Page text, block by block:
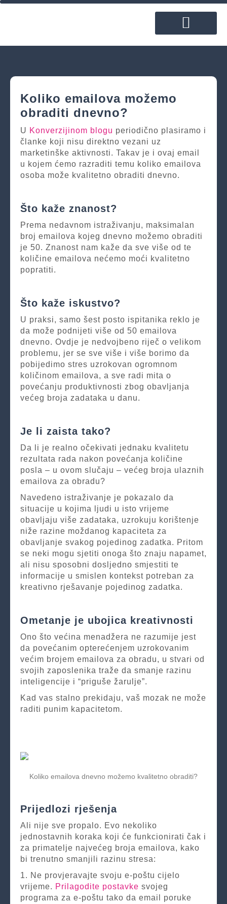
Koliko emailova možemo
obraditi dnevno?
U Konverzijinom blogu periodično plasiramo i
članke koji nisu direktno vezani uz
marketinške aktivnosti. Takav je i ovaj email
u kojem ćemo razraditi temu koliko emailova
osoba može kvalitetno obraditi dnevno.
Što kaže znanost?
Prema nedavnom istraživanju, maksimalan
broj emailova kojeg dnevno možemo obraditi
je 50. Znanost nam kaže da sve više od te
količine emailova nećemo moći kvalitetno
popratiti.
Što kaže iskustvo?
U praksi, samo šest posto ispitanika reklo je
da može podnijeti više od 50 emailova
dnevno. Ovdje je nedvojbeno riječ o velikom
problemu, jer se sve više i više borimo da
pobijedimo stres uzrokovan ogromnom
količinom emailova, a sve radi mita o
povećanju produktivnosti zbog obavljanja
većeg broja zadataka u danu.
Je li zaista tako?
Da li je realno očekivati jednaku kvalitetu
rezultata rada nakon povećanja količine
posla – u ovom slučaju – većeg broja ulaznih
emailova za obradu?
Navedeno istraživanje je pokazalo da
situacije u kojima ljudi u isto vrijeme
obavljaju više zadataka, uzrokuju korištenje
niže razine moždanog kapaciteta za
obavljanje svakog pojedinog zadatka. Pritom
se neki mogu sjetiti onoga što znaju napamet,
ali nisu sposobni dosljedno smjestiti te
informacije u smislen kontekst potreban za
kreativno rješavanje pojedinog zadatka.
Ometanje je ubojica kreativnosti
Ono što većina menadžera ne razumije jest
da povećanim opterećenjem uzrokovanim
većim brojem emailova za obradu, u stvari od
svojih zaposlenika traže da smanje razinu
inteligencije i “priguše žarulje”.
Kad vas stalno prekidaju, vaš mozak ne može
raditi punim kapacitetom.
Koliko emailova dnevno možemo kvalitetno obraditi?
Prijedlozi rješenja
Ali nije sve propalo. Evo nekoliko
jednostavnih koraka koji će funkcionirati čak i
za primatelje najvećeg broja emailova, kako
bi trenutno smanjili razinu stresa:
1. Ne provjeravajte svoju e-poštu cijelo
vrijeme. Prilagodite postavke svojeg
programa za e-poštu tako da email poruke